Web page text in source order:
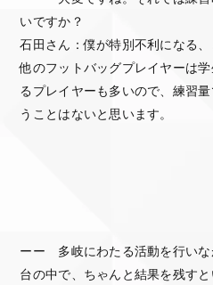
いですか？
石田さん：僕が特別不利になる
他のフットバッグプレイヤーは
るプレイヤーも多いので、練習
うことはないと思います。
ーー 多岐にわたる活動を行いな
台の中で、ちゃんと結果を残すと